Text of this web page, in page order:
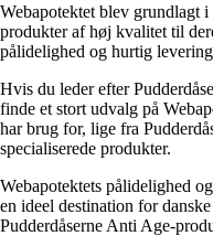
Webapotektet blev grundlagt
produkter af høj kvalitet til
pålidelighed og hurtig
Hvis du leder efter
finde et stort udvalg på
har brug for, lige fra
specialiserede produkter.
Webapotektets pålidelighed
en ideel destination for
Pudderdåserne Anti Age-